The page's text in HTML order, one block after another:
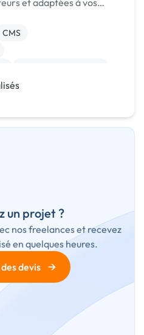
et adaptées à vos
CMS
de Script
SaaS
un projet ?
nos freelances et recevez
en quelques heures.
devis
→